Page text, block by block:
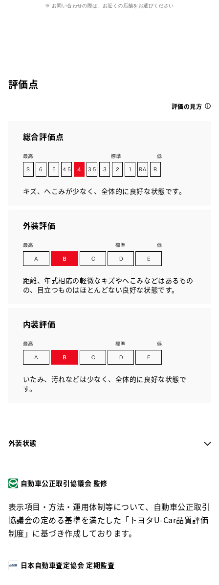
※ お問い合わせの際は、お近くの店舗をお選びください
評価点
評価の見方
総合評価点
キズ、へこみが少なく、全体的に良好な状態です。
外装評価
距離、年式相応の軽微なキズやへこみなどはあるもの
の、目立つものはほとんどない良好な状態です。
内装評価
いたみ、汚れなどは少なく、全体的に良好な状態で
す。
外装状態
自動車公正取引協議会 監修
表示項目・方法・運用体制等について、自動車公正取引
協議会の定める基準を満たした「トヨタU-Car品質評価
制度」に基づき作成しております。
日本自動車査定協会 定期監査